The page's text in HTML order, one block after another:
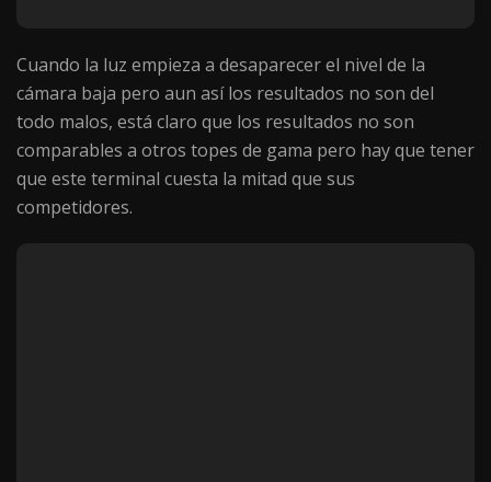
Cuando la luz empieza a desaparecer el nivel de la
cámara baja pero aun así los resultados no son del
todo malos, está claro que los resultados no son
comparables a otros topes de gama pero hay que tener
que este terminal cuesta la mitad que sus
competidores.